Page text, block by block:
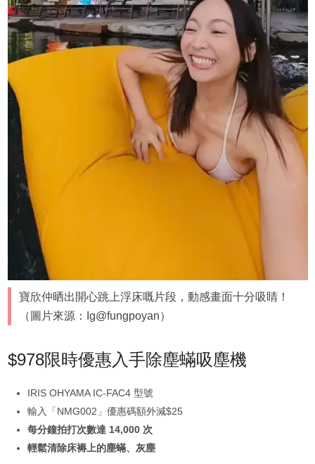
寶欣仲晒出開心跳上浮床嘅片段，動感畫面十分吸睛！
（圖片來源：Ig@fungpoyan）
$978限時優惠入手除塵蟎吸塵機
IRIS OHYAMA IC-FAC4 型號
輸入「NMG002」優惠碼額外減$25
每分鐘拍打次數達 14,000 次
輕鬆清除床褥上的塵蟎、灰塵